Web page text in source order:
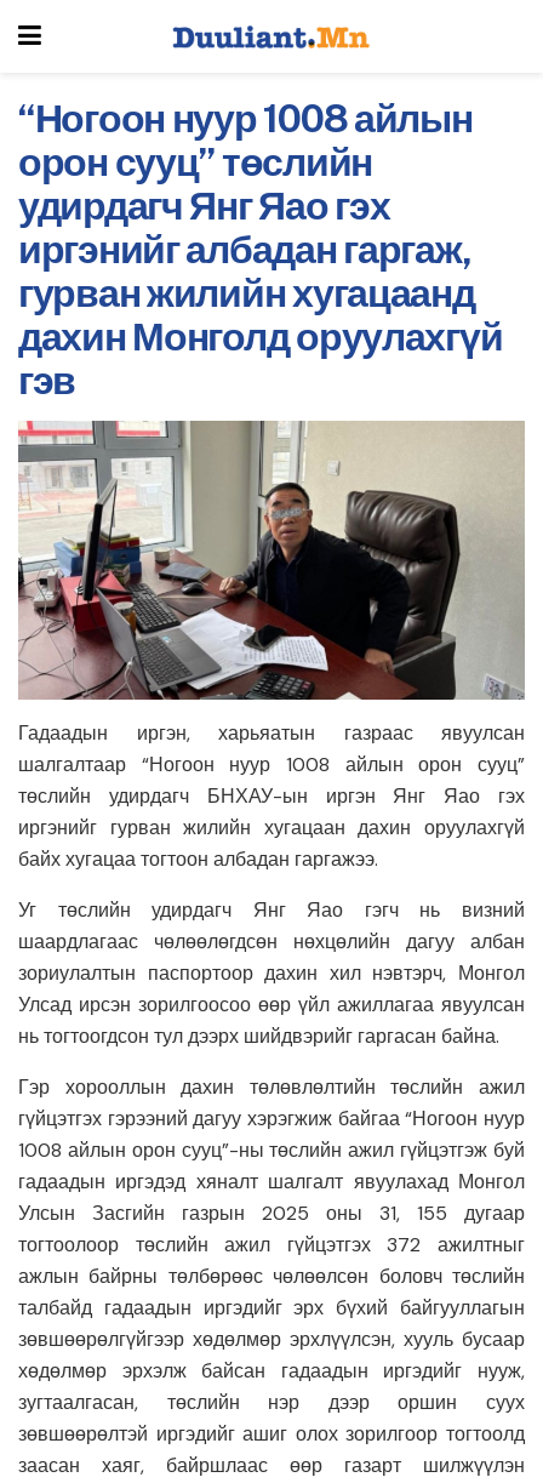
“Ногоон нуур 1008 айлын
орон сууц” төслийн
удирдагч Янг Яао гэх
иргэнийг албадан гаргаж,
гурван жилийн хугацаанд
дахин Монголд оруулахгүй
гэв
Гадаадын иргэн, харьяатын газраас явуулсан
шалгалтаар “Ногоон нуур 1008 айлын орон сууц”
төслийн удирдагч БНХАУ-ын иргэн Янг Яао гэх
иргэнийг гурван жилийн хугацаан дахин оруулахгүй
байх хугацаа тогтоон албадан гаргажээ.
Уг төслийн удирдагч Янг Яао гэгч нь визний
шаардлагаас чөлөөлөгдсөн нөхцөлийн дагуу албан
зориулалтын паспортоор дахин хил нэвтэрч, Монгол
Улсад ирсэн зорилгоосоо өөр үйл ажиллагаа явуулсан
нь тогтоогдсон тул дээрх шийдвэрийг гаргасан байна.
Гэр хорооллын дахин төлөвлөлтийн төслийн ажил
гүйцэтгэх гэрээний дагуу хэрэгжиж байгаа “Ногоон нуур
1008 айлын орон сууц”-ны төслийн ажил гүйцэтгэж буй
гадаадын иргэдэд хяналт шалгалт явуулахад Монгол
Улсын Засгийн газрын 2025 оны 31, 155 дугаар
тогтоолоор төслийн ажил гүйцэтгэх 372 ажилтныг
ажлын байрны төлбөрөөс чөлөөлсөн боловч төслийн
талбайд гадаадын иргэдийг эрх бүхий байгууллагын
зөвшөөрөлгүйгээр хөдөлмөр эрхлүүлсэн, хууль бусаар
хөдөлмөр эрхэлж байсан гадаадын иргэдийг нууж,
зугтаалгасан, төслийн нэр дээр оршин суух
зөвшөөрөлтэй иргэдийг ашиг олох зорилгоор тогтоолд
заасан хаяг, байршлаас өөр газарт шилжүүлэн